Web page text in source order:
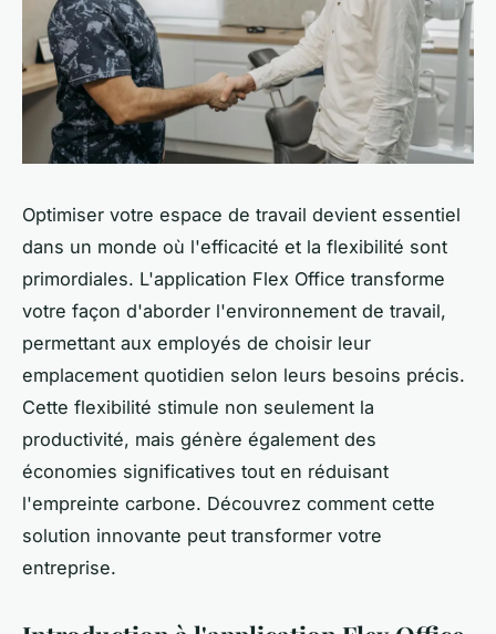
Optimiser votre espace de travail devient essentiel
dans un monde où l'efficacité et la flexibilité sont
primordiales. L'application Flex Office transforme
votre façon d'aborder l'environnement de travail,
permettant aux employés de choisir leur
emplacement quotidien selon leurs besoins précis.
Cette flexibilité stimule non seulement la
productivité, mais génère également des
économies significatives tout en réduisant
l'empreinte carbone. Découvrez comment cette
solution innovante peut transformer votre
entreprise.